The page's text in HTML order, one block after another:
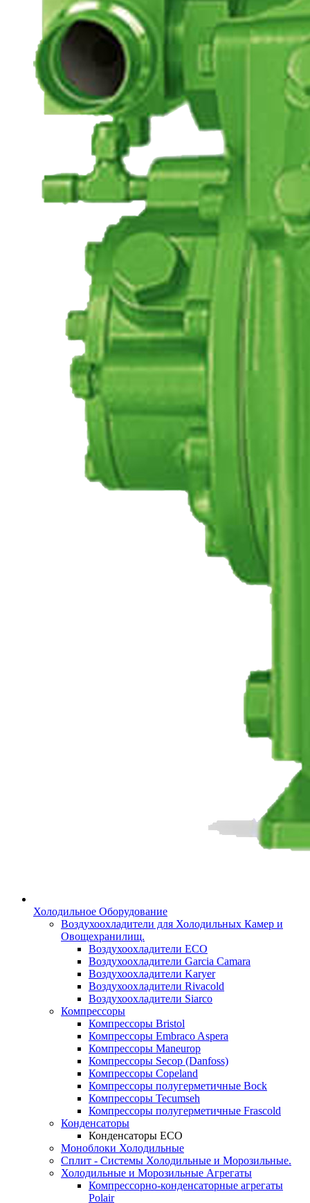
Холодильное Оборудование
Воздухоохладители для Холодильных Камер и
Овощехранилищ.
Воздухоохладители ECO
Воздухоохладители Garcia Camara
Воздухоохладители Karyer
Воздухоохладители Rivacold
Воздухоохладители Siarco
Компрессоры
Компрессоры Bristol
Компрессоры Embraco Aspera
Компрессоры Maneurop
Компрессоры Secop (Danfoss)
Компрессоры Copeland
Компрессоры полугерметичные Bock
Компрессоры Tecumseh
Компрессоры полугерметичные Frascold
Конденсаторы
Конденсаторы ECO
Моноблоки Холодильные
Сплит - Системы Холодильные и Морозильные.
Холодильные и Морозильные Агрегаты
Компрессорно-конденсаторные агрегаты
Polair